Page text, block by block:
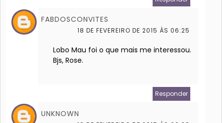
FABDOSCONVITES
18 DE FEVEREIRO DE 2015 ÀS 06:25
Lobo Mau foi o que mais me interessou.
Bjs, Rose.
Responder
UNKNOWN